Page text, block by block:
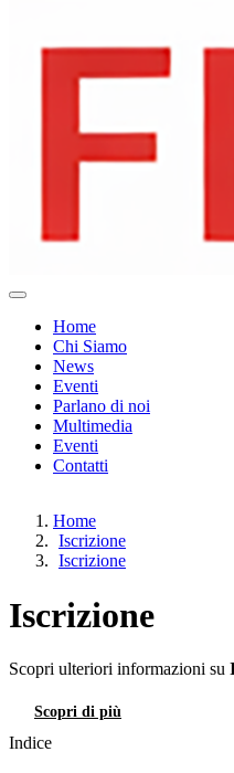
Home
Chi Siamo
News
Eventi
Parlano di noi
Multimedia
Eventi
Contatti
Home
Iscrizione
Iscrizione
Iscrizione
Scopri ulteriori informazioni su
Scopri di più
Indice